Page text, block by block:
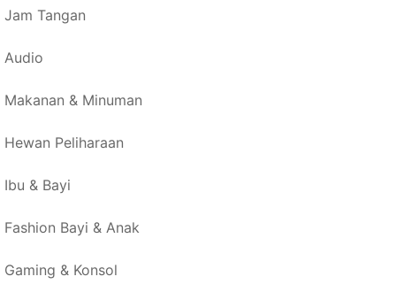
Jam Tangan
Audio
Makanan & Minuman
Hewan Peliharaan
Ibu & Bayi
Fashion Bayi & Anak
Gaming & Konsol